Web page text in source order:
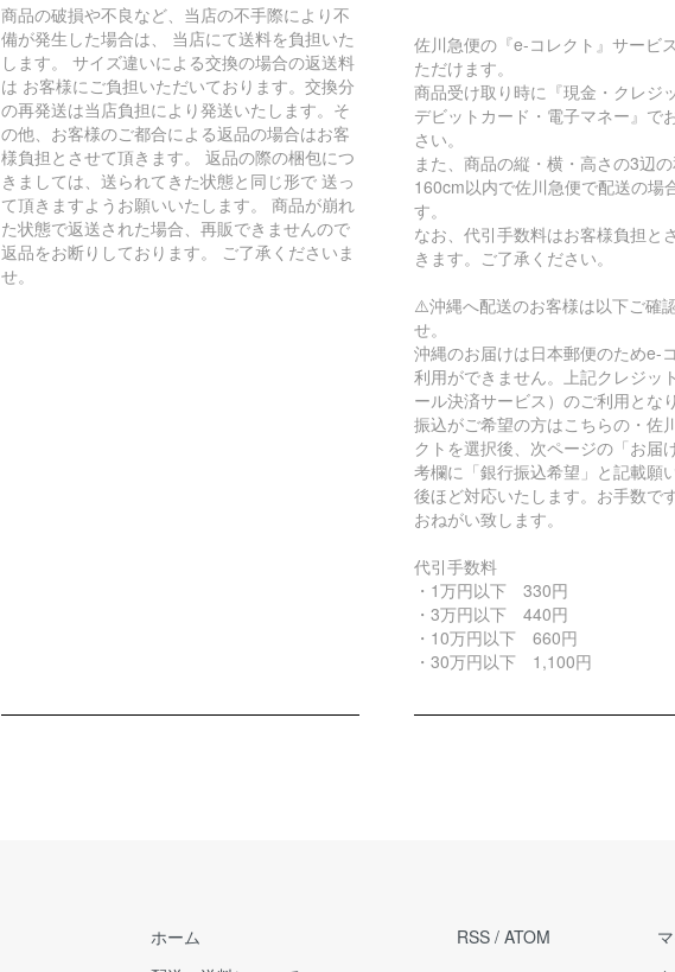
商品の破損や不良など、当店の不手際により不
備が発生した場合は、 当店にて送料を負担いた
します。 サイズ違いによる交換の場合の返送料
は お客様にご負担いただいております。交換分
の再発送は当店負担により発送いたします。そ
の他、お客様のご都合による返品の場合はお客
様負担とさせて頂きます。 返品の際の梱包につ
きましては、送られてきた状態と同じ形で 送っ
て頂きますようお願いいたします。 商品が崩れ
た状態で返送された場合、再販できませんので
返品をお断りしております。 ご了承くださいま
せ。
佐川急便の『e-コレクト』サービ
ただけます。
商品受け取り時に『現金・クレジ
デビットカード・電子マネー』で
さい。
また、商品の縦・横・高さの3辺
160cm以内で佐川急便で配送の場
す。
なお、代引手数料はお客様負担と
きます。ご了承ください。
⚠️沖縄へ配送のお客様は以下ご確
せ。
沖縄のお届けは日本郵便のためe-
利用ができません。上記クレジッ
ール決済サービス）のご利用とな
振込がご希望の方はこちらの・佐
クトを選択後、次ページの「お届
考欄に「銀行振込希望」と記載願い
後ほど対応いたします。お手数で
おねがい致します。
代引手数料
・1万円以下 330円
・3万円以下 440円
・10万円以下 660円
・30万円以下 1,100円
ホーム
RSS / ATOM